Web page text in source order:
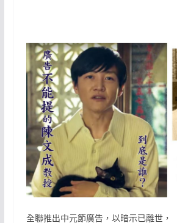
全聯推出中元節廣告，以暗示已離世，